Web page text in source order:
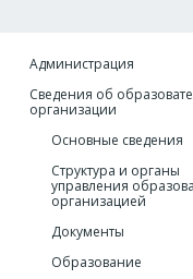
Администрация
Сведения об
организации
Основные сведения
Структура и органы
управления
организацией
Документы
Образование